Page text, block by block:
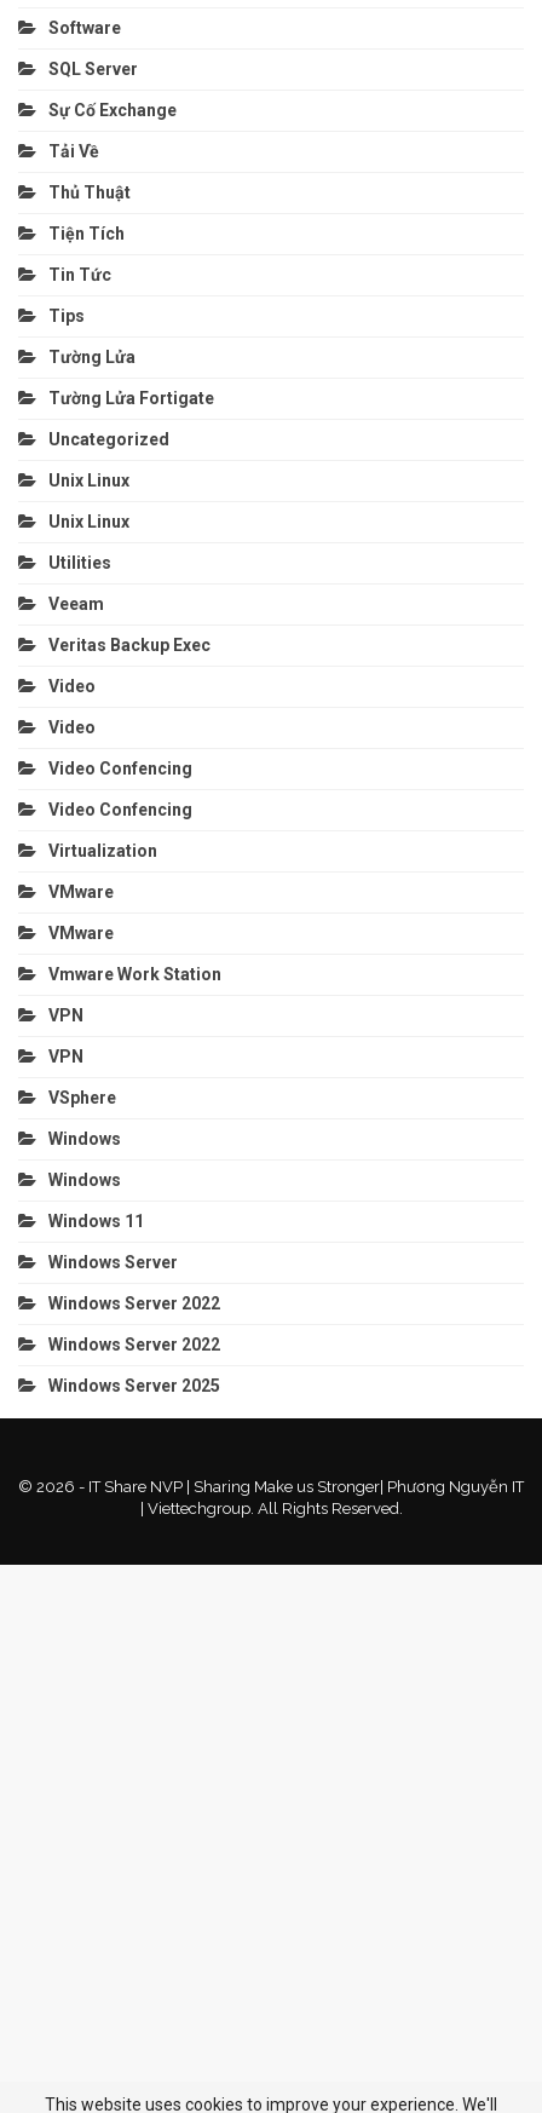
Software
SQL Server
Sự Cố Exchange
Tải Về
Thủ Thuật
Tiện Tích
Tin Tức
Tips
Tường Lửa
Tường Lửa Fortigate
Uncategorized
Unix Linux
Unix Linux
Utilities
Veeam
Veritas Backup Exec
Video
Video
Video Confencing
Video Confencing
Virtualization
VMware
VMware
Vmware Work Station
VPN
VPN
VSphere
Windows
Windows
Windows 11
Windows Server
Windows Server 2022
Windows Server 2022
Windows Server 2025
© 2026 - IT Share NVP | Sharing Make us Stronger| Phương Nguyễn IT
| Viettechgroup. All Rights Reserved.
This website uses cookies to improve your experience. We'll